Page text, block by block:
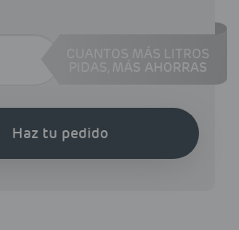
CUANTOS MÁS LITROS
MÁS AHORRAS
Haz tu pedido